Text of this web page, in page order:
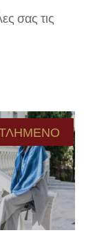
σας τις